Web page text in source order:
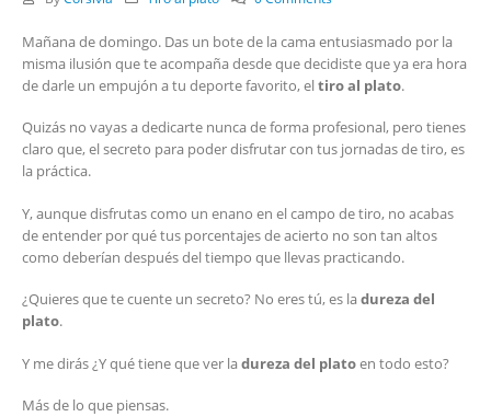
Mañana de domingo. Das un bote de la cama entusiasmado por la
misma ilusión que te acompaña desde que decidiste que ya era hora
de darle un empujón a tu deporte favorito, eltiro al plato.
Quizás no vayas a dedicarte nunca de forma profesional, pero tienes
claro que, el secreto para poder disfrutar con tus jornadas de tiro, es
la práctica.
Y, aunque disfrutas como un enano en el campo de tiro, no acabas
de entender por qué tus porcentajes de acierto no son tan altos
como deberían después del tiempo que llevas practicando.
¿Quieres que te cuente un secreto? No eres tú, es ladureza del
plato.
Y me dirás ¿Y qué tiene que ver ladureza del platoen todo esto?
Más de lo que piensas.